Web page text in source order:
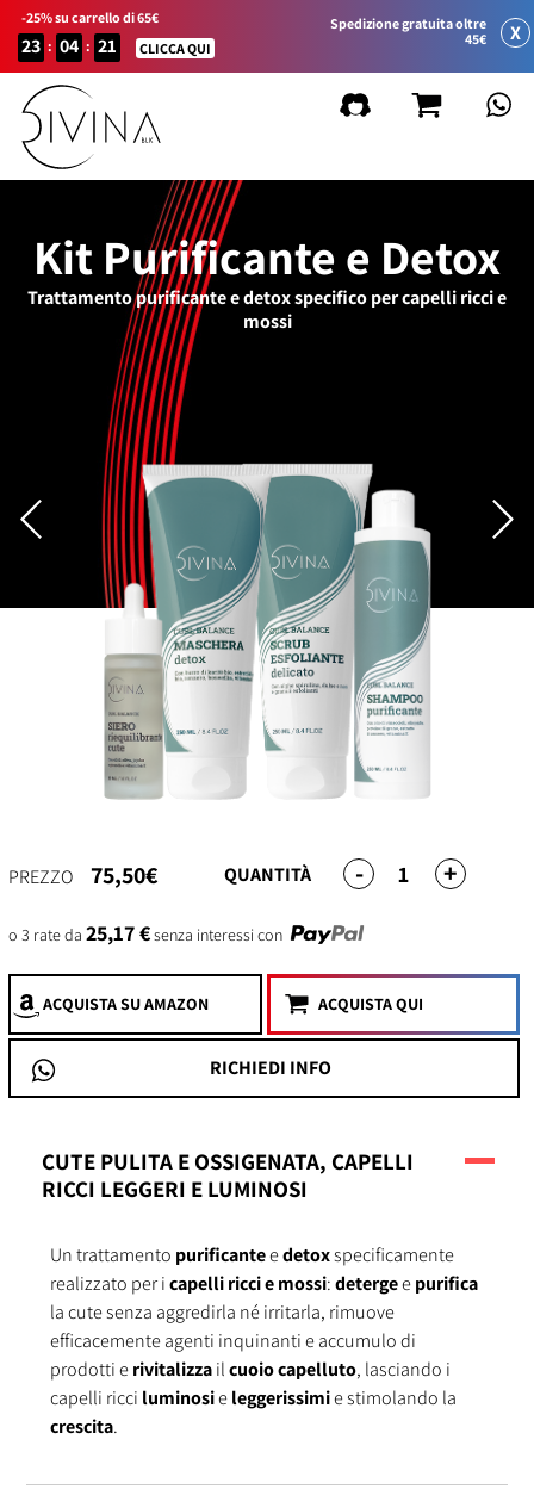
-25% su carrello di 65€
23 : 04 : 21 CLICCA QUI
Spedizione gratuita oltre
45€
X
Kit Purificante e Detox
Trattamento purificante e detox specifico per capelli ricci e
mossi
QUANTITÀ - 1 +
PREZZO 75,50€
o 3 rate da25,17 €senza interessi con
ACQUISTASU AMAZON ACQUISTA QUI
RICHIEDI INFO
CUTE PULITA E OSSIGENATA, CAPELLI
RICCI LEGGERI E LUMINOSI
Un trattamento purificanteedetoxspecificamente
realizzato per icapelli ricciemossi:detergeepurifica
la cute senza aggredirla né irritarla, rimuove
efficacemente agenti inquinanti e accumulo di
prodotti erivitalizzailcuoio capelluto, lasciando i
capelli ricci luminosieleggerissimie stimolando la
crescita.